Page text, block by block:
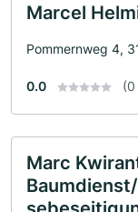
Marcel
Pommernweg 4,
0.0 (0
Marc